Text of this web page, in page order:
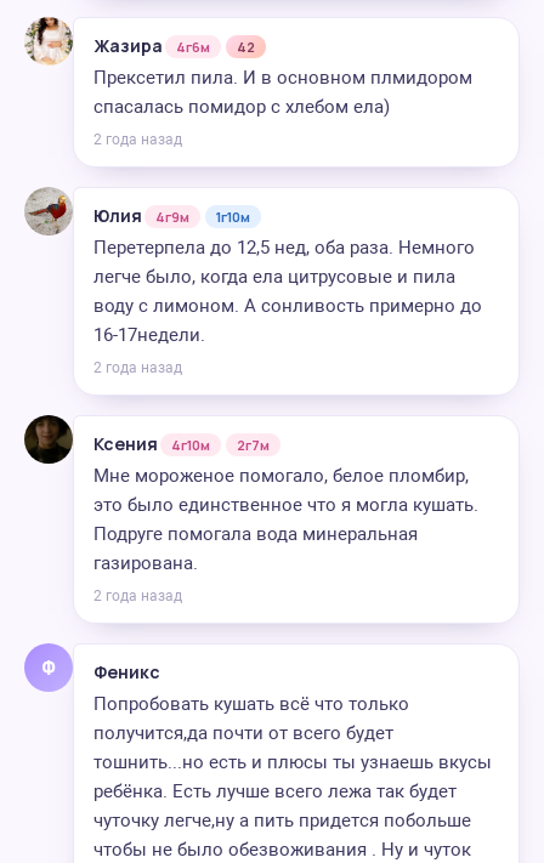
Жазира 4г6м 42
Прексетил пила. И в основном плмидором
спасалась помидор с хлебом ела)
2 года назад
Юлия 4г9м 1г10м
Перетерпела до 12,5 нед, оба раза. Немного
легче было, когда ела цитрусовые и пила
воду с лимоном. А сонливость примерно до
16-17недели.
2 года назад
Ксения 4г10м 2г7м
Мне мороженое помогало, белое пломбир,
это было единственное что я могла кушать.
Подруге помогала вода минеральная
газирована.
2 года назад
Ф Феникс
Попробовать кушать всё что только
получится,да почти от всего будет
тошнить...но есть и плюсы ты узнаешь вкусы
ребёнка. Есть лучше всего лежа так будет
чуточку легче,ну а пить придется побольше
чтобы не было обезвоживания . Ну и чуток